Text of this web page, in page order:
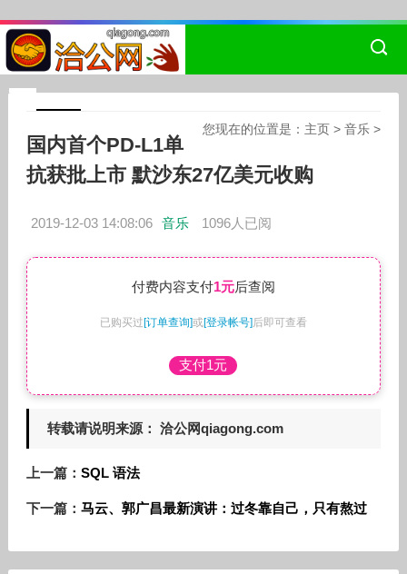
您现在的位置是： 主页 >音乐 >
国内首个PD-L1单
抗获批上市 默沙东27亿美元收购
2019-12-03 14:08:06 音乐 1096人已阅
付费内容支付1元后查阅
已购买过[订单查询]或[登录帐号]后即可查看
支付1元
转载请说明来源： 洽公网qiagong.com
上一篇： SQL 语法
下一篇： 马云、郭广昌最新演讲：过冬靠自己，只有熬过